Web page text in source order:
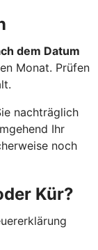
dem Datum
Monat. Prüfen
nachträglich
Ihr
noch
Kür?